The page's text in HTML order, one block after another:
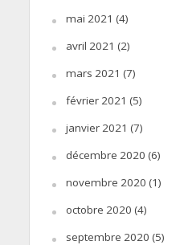
mai 2021 (4)
avril 2021 (2)
mars 2021 (7)
février 2021 (5)
janvier 2021 (7)
décembre 2020 (6)
novembre 2020 (1)
octobre 2020 (4)
septembre 2020 (5)